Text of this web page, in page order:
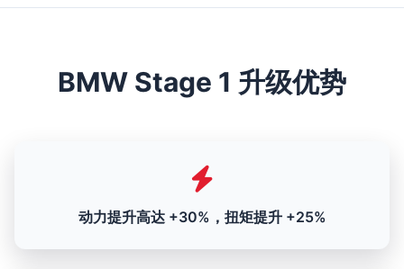
BMW Stage 1 升级优势
动力提升高达 +30%，扭矩提升 +25%